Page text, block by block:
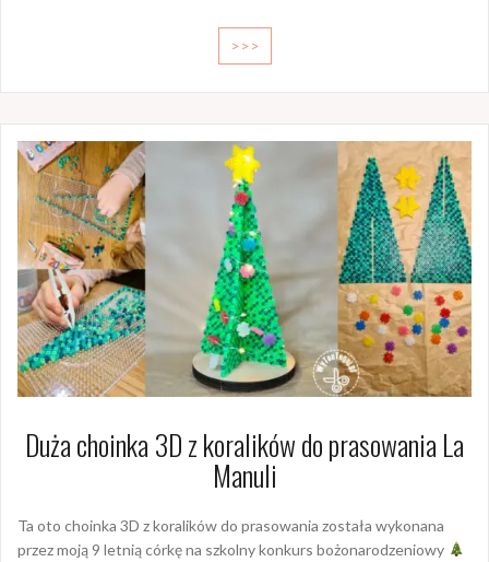
>>>
Duża choinka 3D z koralików do prasowania La
Manuli
Ta oto choinka 3D z koralików do prasowania została wykonana
przez moją 9 letnią córkę na szkolny konkurs bożonarodzeniowy